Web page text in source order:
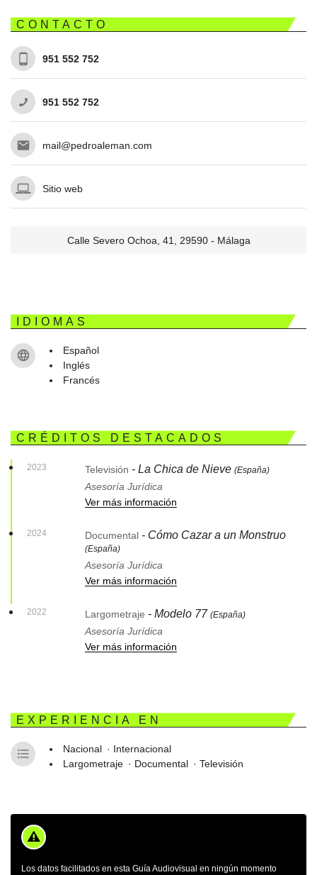
CONTACTO
951 552 752
951 552 752
mail@pedroaleman.com
Sitio web
Calle Severo Ochoa, 41, 29590 - Málaga
IDIOMAS
Español
Inglés
Francés
CRÉDITOS DESTACADOS
2023 Televisión - La Chica de Nieve (España)
Asesoría Jurídica
Ver más información
2024 Documental - Cómo Cazar a un Monstruo
(España)
Asesoría Jurídica
Ver más información
2022 Largometraje - Modelo 77 (España)
Asesoría Jurídica
Ver más información
EXPERIENCIA EN
Nacional
Internacional
Largometraje
Documental Televisión
Los datos facilitados en esta Guía Audiovisual en ningún momento